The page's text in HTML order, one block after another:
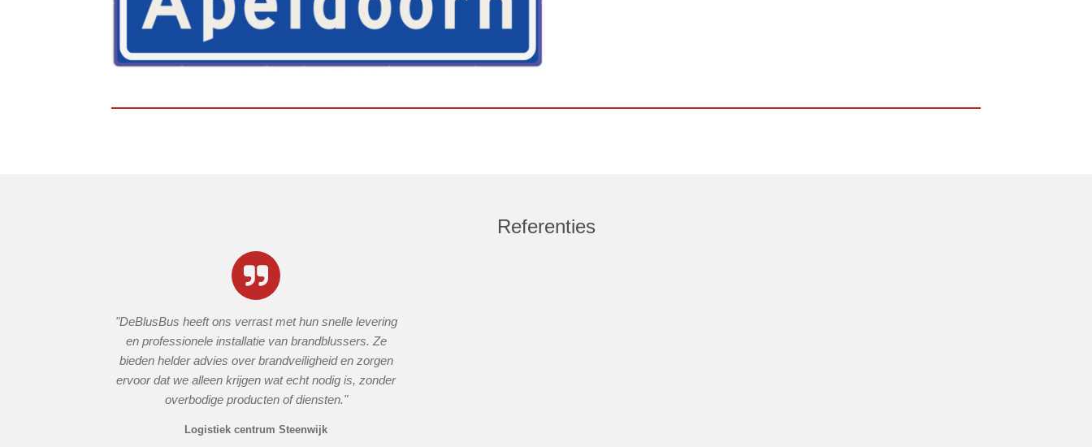
Referenties
"DeBlusBus heeft ons verrast met hun snelle levering
en professionele installatie van brandblussers. Ze
bieden helder advies over brandveiligheid en zorgen
ervoor dat we alleen krijgen wat echt nodig is, zonder
overbodige producten of diensten."
Logistiek centrum Steenwijk